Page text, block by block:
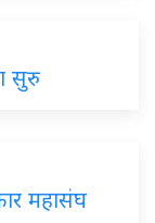
सुरु
महासंघ